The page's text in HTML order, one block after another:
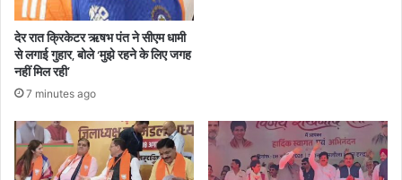
देर रात क्रिकेटर ऋषभ पंत ने सीएम धामी
से लगाई गुहार, बोले ‘मुझे रहने के लिए जगह
नहीं मिल रही’
7 minutes ago